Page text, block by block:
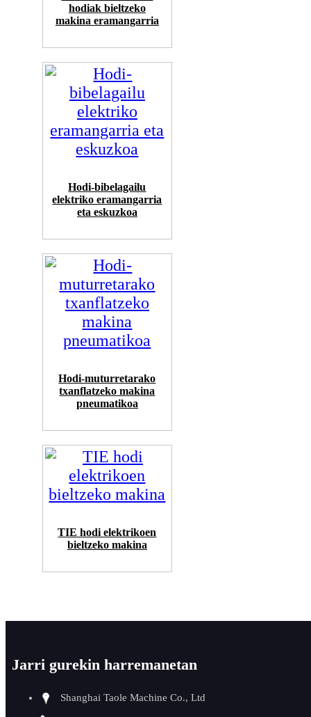
hodiak bieltzeko
makina eramangarria
Hodi-bibelagailu
elektriko eramangarria
eta eskuzkoa
Hodi-muturretarako
txanflatzeko makina
pneumatikoa
TIE hodi elektrikoen
bieltzeko makina
Jarri gurekin harremanetan
Shanghai Taole Machine Co., Ltd